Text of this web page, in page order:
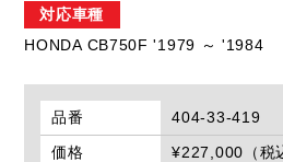
対応車種
HONDA CB750F '1979 ～ '1984
品番
404-33-419
価格
¥227,000（税